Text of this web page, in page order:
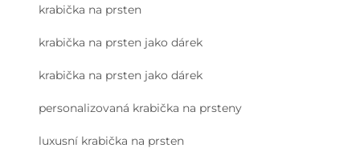
krabička na prsten
krabička na prsten jako dárek
krabička na prsten jako dárek
personalizovaná krabička na prsteny
luxusní krabička na prsten